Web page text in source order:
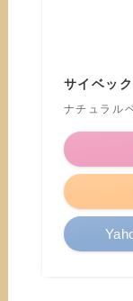
サイベッ
ナチュラル